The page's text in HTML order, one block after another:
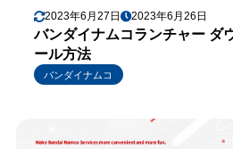
2023年6月27日 2023年6月26日
バンダイナムコランチャー ダ
ール方法
バンダイナムコ